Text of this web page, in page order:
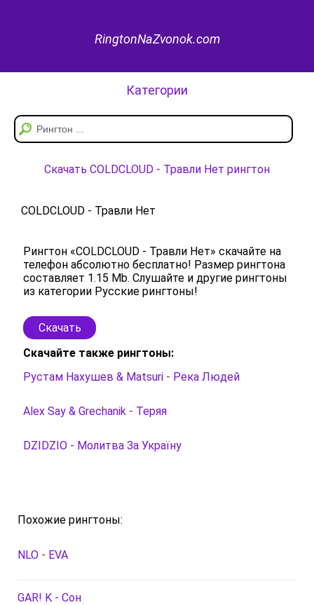
RingtonNaZvonok.com
Категории
Скачать COLDCLOUD - Травли Нет рингтон
COLDCLOUD - Травли Нет
Рингтон «COLDCLOUD - Травли Нет» скачайте на
телефон абсолютно бесплатно! Размер рингтона
составляет 1.15 Mb. Слушайте и другие рингтоны
из категории Русские рингтоны!
Скачать
Скачайте также рингтоны:
Рустам Нахушев & Matsuri - Река Людей
Alex Say & Grechanik - Теряя
DZIDZIO - Молитва За Україну
Похожие рингтоны:
NLO - EVA
GAR! K - Сон